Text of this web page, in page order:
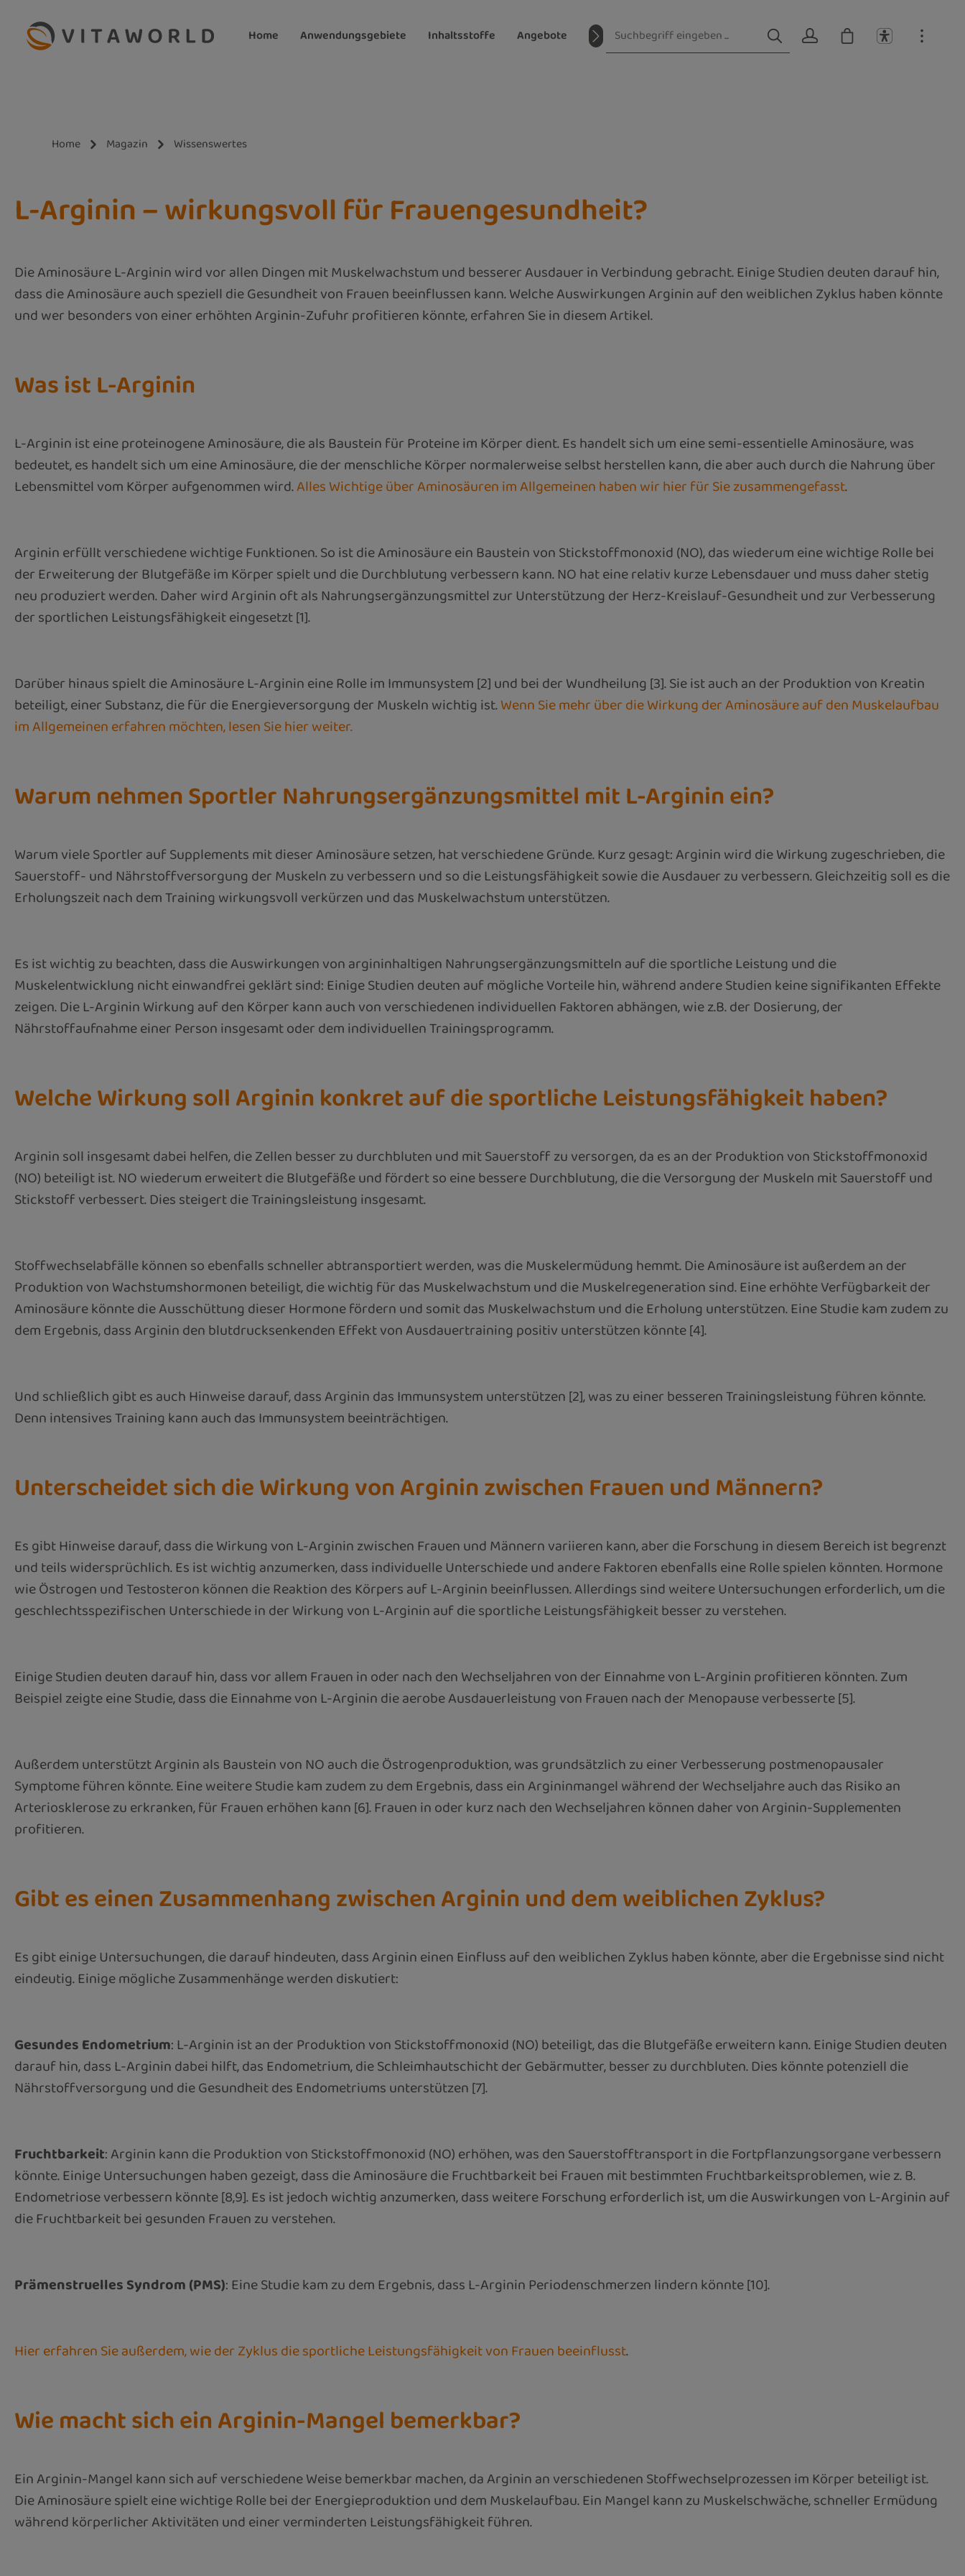
Hauptinhalt springen
Zur Suche springen
Zur Hauptnavigation springen
Home Anwendungsgebiete Inhaltsstoffe Angebote Magazin
Home Magazin Wissenswertes
L-Arginin – wirkungsvoll für Frauengesundheit?
Die Aminosäure L-Arginin wird vor allen Dingen mit Muskelwachstum und besserer Ausdauer in Verbindung gebracht. Einige Studien deuten darauf hin,
dass die Aminosäure auch speziell die Gesundheit von Frauen beeinflussen kann. Welche Auswirkungen Arginin auf den weiblichen Zyklus haben könnte
und wer besonders von einer erhöhten Arginin-Zufuhr profitieren könnte, erfahren Sie in diesem Artikel.
Was ist L-Arginin
L-Arginin ist eine proteinogene Aminosäure, die als Baustein für Proteine im Körper dient. Es handelt sich um eine semi-essentielle Aminosäure, was
bedeutet, es handelt sich um eine Aminosäure, die der menschliche Körper normalerweise selbst herstellen kann, die aber auch durch die Nahrung über
Lebensmittel vom Körper aufgenommen wird.Alles Wichtige über Aminosäuren im Allgemeinen haben wir hier für Sie zusammengefasst.
Arginin erfüllt verschiedene wichtige Funktionen. So ist die Aminosäure ein Baustein von Stickstoffmonoxid (NO), das wiederum eine wichtige Rolle bei
der Erweiterung der Blutgefäße im Körper spielt und die Durchblutung verbessern kann. NO hat eine relativ kurze Lebensdauer und muss daher stetig
neu produziert werden. Daher wird Arginin oft als Nahrungsergänzungsmittel zur Unterstützung der Herz-Kreislauf-Gesundheit und zur Verbesserung
der sportlichen Leistungsfähigkeit eingesetzt [1].
Darüber hinaus spielt die Aminosäure L-Arginin eine Rolle im Immunsystem [2] und bei der Wundheilung [3]. Sie ist auch an der Produktion von Kreatin
beteiligt, einer Substanz, die für die Energieversorgung der Muskeln wichtig ist.Wenn Sie mehr über die Wirkung der Aminosäure auf den Muskelaufbau
im Allgemeinen erfahren möchten, lesen Sie hier weiter.
Warum nehmen Sportler Nahrungsergänzungsmittel mit L-Arginin ein?
Warum viele Sportler auf Supplements mit dieser Aminosäure setzen, hat verschiedene Gründe. Kurz gesagt: Arginin wird die Wirkung zugeschrieben, die
Sauerstoff- und Nährstoffversorgung der Muskeln zu verbessern und so die Leistungsfähigkeit sowie die Ausdauer zu verbessern. Gleichzeitig soll es die
Erholungszeit nach dem Training wirkungsvoll verkürzen und das Muskelwachstum unterstützen.
Es ist wichtig zu beachten, dass die Auswirkungen von argininhaltigen Nahrungsergänzungsmitteln auf die sportliche Leistung und die
Muskelentwicklung nicht einwandfrei geklärt sind: Einige Studien deuten auf mögliche Vorteile hin, während andere Studien keine signifikanten Effekte
zeigen. Die L-Arginin Wirkung auf den Körper kann auch von verschiedenen individuellen Faktoren abhängen, wie z.B. der Dosierung, der
Nährstoffaufnahme einer Person insgesamt oder dem individuellen Trainingsprogramm.
Welche Wirkung soll Arginin konkret auf die sportliche Leistungsfähigkeit haben?
Arginin soll insgesamt dabei helfen, die Zellen besser zu durchbluten und mit Sauerstoff zu versorgen, da es an der Produktion von Stickstoffmonoxid
(NO) beteiligt ist. NO wiederum erweitert die Blutgefäße und fördert so eine bessere Durchblutung, die die Versorgung der Muskeln mit Sauerstoff und
Stickstoff verbessert. Dies steigert die Trainingsleistung insgesamt.
Stoffwechselabfälle können so ebenfalls schneller abtransportiert werden, was die Muskelermüdung hemmt. Die Aminosäure ist außerdem an der
Produktion von Wachstumshormonen beteiligt, die wichtig für das Muskelwachstum und die Muskelregeneration sind. Eine erhöhte Verfügbarkeit der
Aminosäure könnte die Ausschüttung dieser Hormone fördern und somit das Muskelwachstum und die Erholung unterstützen. Eine Studie kam zudem zu
dem Ergebnis, dass Arginin den blutdrucksenkenden Effekt von Ausdauertraining positiv unterstützen könnte [4].
Und schließlich gibt es auch Hinweise darauf, dass Arginin das Immunsystem unterstützen [2], was zu einer besseren Trainingsleistung führen könnte.
Denn intensives Training kann auch das Immunsystem beeinträchtigen.
Unterscheidet sich die Wirkung von Arginin zwischen Frauen und Männern?
Es gibt Hinweise darauf, dass die Wirkung von L-Arginin zwischen Frauen und Männern variieren kann, aber die Forschung in diesem Bereich ist begrenzt
und teils widersprüchlich. Es ist wichtig anzumerken, dass individuelle Unterschiede und andere Faktoren ebenfalls eine Rolle spielen könnten. Hormone
wie Östrogen und Testosteron können die Reaktion des Körpers auf L-Arginin beeinflussen. Allerdings sind weitere Untersuchungen erforderlich, um die
geschlechtsspezifischen Unterschiede in der Wirkung von L-Arginin auf die sportliche Leistungsfähigkeit besser zu verstehen.
Einige Studien deuten darauf hin, dass vor allem Frauen in oder nach den Wechseljahren von der Einnahme von L-Arginin profitieren könnten. Zum
Beispiel zeigte eine Studie, dass die Einnahme von L-Arginin die aerobe Ausdauerleistung von Frauen nach der Menopause verbesserte [5].
Außerdem unterstützt Arginin als Baustein von NO auch die Östrogenproduktion, was grundsätzlich zu einer Verbesserung postmenopausaler
Symptome führen könnte. Eine weitere Studie kam zudem zu dem Ergebnis, dass ein Argininmangel während der Wechseljahre auch das Risiko an
Arteriosklerose zu erkranken, für Frauen erhöhen kann [6]. Frauen in oder kurz nach den Wechseljahren können daher von Arginin-Supplementen
profitieren.
Gibt es einen Zusammenhang zwischen Arginin und dem weiblichen Zyklus?
Es gibt einige Untersuchungen, die darauf hindeuten, dass Arginin einen Einfluss auf den weiblichen Zyklus haben könnte, aber die Ergebnisse sind nicht
eindeutig. Einige mögliche Zusammenhänge werden diskutiert:
Gesundes Endometrium: L-Arginin ist an der Produktion von Stickstoffmonoxid (NO) beteiligt, das die Blutgefäße erweitern kann. Einige Studien deuten
darauf hin, dass L-Arginin dabei hilft, das Endometrium, die Schleimhautschicht der Gebärmutter, besser zu durchbluten. Dies könnte potenziell die
Nährstoffversorgung und die Gesundheit des Endometriums unterstützen [7].
Fruchtbarkeit: Arginin kann die Produktion von Stickstoffmonoxid (NO) erhöhen, was den Sauerstofftransport in die Fortpflanzungsorgane verbessern
könnte. Einige Untersuchungen haben gezeigt, dass die Aminosäure die Fruchtbarkeit bei Frauen mit bestimmten Fruchtbarkeitsproblemen, wie z. B.
Endometriose verbessern könnte [8,9]. Es ist jedoch wichtig anzumerken, dass weitere Forschung erforderlich ist, um die Auswirkungen von L-Arginin auf
die Fruchtbarkeit bei gesunden Frauen zu verstehen.
Prämenstruelles Syndrom (PMS): Eine Studie kam zu dem Ergebnis, dass L-Arginin Periodenschmerzen lindern könnte [10].
Hier erfahren Sie außerdem, wie der Zyklus die sportliche Leistungsfähigkeit von Frauen beeinflusst.
Wie macht sich ein Arginin-Mangel bemerkbar?
Ein Arginin-Mangel kann sich auf verschiedene Weise bemerkbar machen, da Arginin an verschiedenen Stoffwechselprozessen im Körper beteiligt ist.
Die Aminosäure spielt eine wichtige Rolle bei der Energieproduktion und dem Muskelaufbau. Ein Mangel kann zu Muskelschwäche, schneller Ermüdung
während körperlicher Aktivitäten und einer verminderten Leistungsfähigkeit führen.